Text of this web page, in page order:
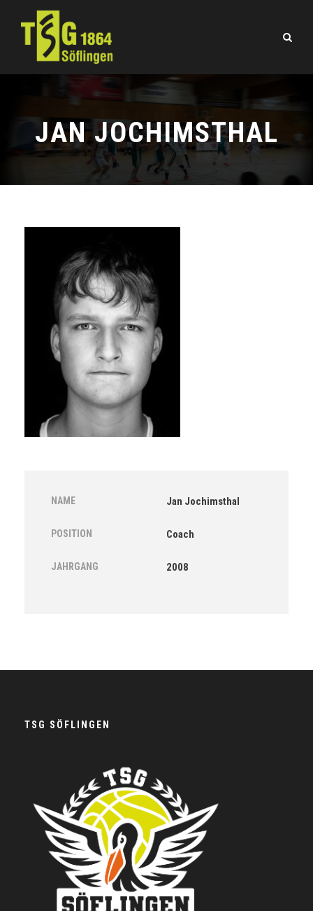
JAN JOCHIMSTHAL
NAME Jan Jochimsthal
POSITION Coach
JAHRGANG 2008
TSG SÖFLINGEN